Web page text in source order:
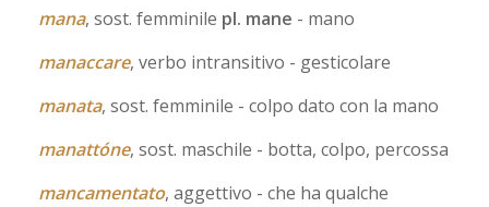
mana, sost. femminile pl. mane - mano
manaccare, verbo intransitivo - gesticolare
manata, sost. femminile - colpo dato con la mano
manattóne, sost. maschile - botta, colpo, percossa
mancamentato, aggettivo - che ha qualche